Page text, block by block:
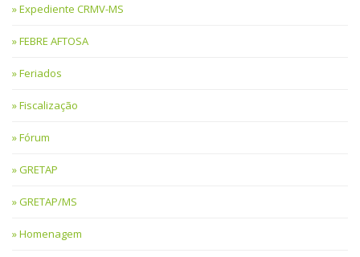
Expediente CRMV-MS
FEBRE AFTOSA
Feriados
Fiscalização
Fórum
GRETAP
GRETAP/MS
Homenagem